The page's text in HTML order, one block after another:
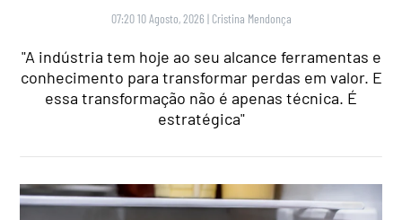
07:20 10 Agosto, 2026 | Cristina Mendonça
"A indústria tem hoje ao seu alcance ferramentas e
conhecimento para transformar perdas em valor. E
essa transformação não é apenas técnica. É
estratégica"